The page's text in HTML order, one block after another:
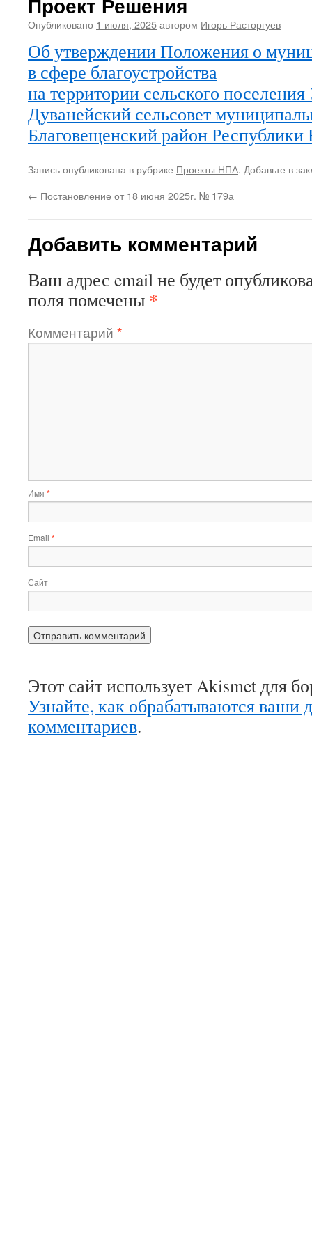
Опубликовано 1 июля, 2025автором Игорь Расторгуев
Об утверждении Положения о
в сфере благоустройства
на территории сельского
Дуванейский сельсовет
Благовещенский район Республики
Запись опубликована в рубрике Проекты НПА. Добавьте в
← Постановление от 18 июня 2025г. № 179а
Добавить комментарий
Ваш адрес email не будет
поля помечены *
Комментарий *
Имя *
Email *
Сайт
Этот сайт использует Akismet для
Узнайте, как обрабатываются ваши
комментариев.